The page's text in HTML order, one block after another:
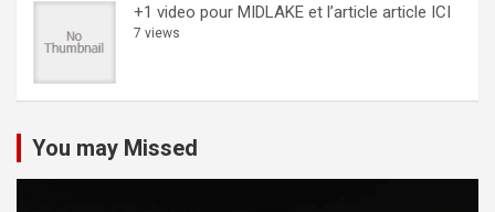
+1 video pour MIDLAKE et l’article article ICI
7 views
You may Missed